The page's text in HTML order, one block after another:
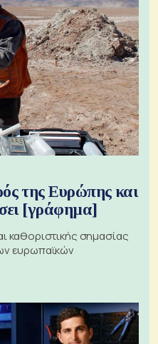
της Ευρώπης και
[γράφημα]
καθοριστικής σημασίας
ευρωπαϊκών